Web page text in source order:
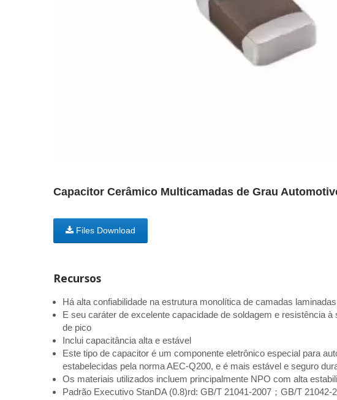
Capacitor Cerâmico Multicamadas de Grau
Files Download
Recursos
Há alta confiabilidade na estrutura monolítica de camadas laminadas
E seu caráter de excelente capacidade de soldagem e resistência
de pico
Inclui capacitância alta e estável
Este tipo de capacitor é um componente eletrônico especial para
estabelecidas pela norma AEC-Q200, e é mais estável e seguro
Os materiais utilizados incluem principalmente NPO com alta
Padrão Executivo StanDA (0.8)rd: GB/T 21041-2007；GB/T 21042-